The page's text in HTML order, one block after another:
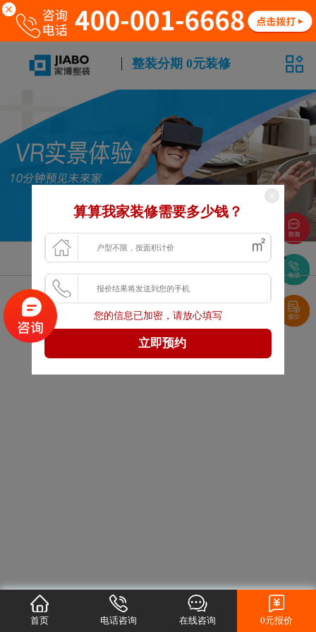
整装分期 0元装修
风格 面积 户型
浏览更多VR案例
首页 电话咨询 在线咨询 0元报价
算算我家装修需要多少钱？
您的信息已加密，请放心填写